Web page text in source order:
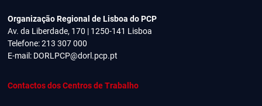
Organização Regional de Lisboa do PCP
Av. da Liberdade, 170 | 1250-141 Lisboa
Telefone: 213 307 000
E-mail: DORLPCP@dorl.pcp.pt
Contactos dos Centros de Trabalho